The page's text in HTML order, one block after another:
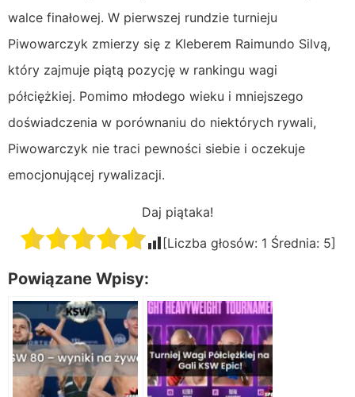
walce finałowej. W pierwszej rundzie turnieju
Piwowarczyk zmierzy się z Kleberem Raimundo Silvą,
który zajmuje piątą pozycję w rankingu wagi
półciężkiej. Pomimo młodego wieku i mniejszego
doświadczenia w porównaniu do niektórych rywali,
Piwowarczyk nie traci pewności siebie i oczekuje
emocjonującej rywalizacji.
Daj piątaka!
[Liczba głosów: 1 Średnia: 5]
Powiązane Wpisy: